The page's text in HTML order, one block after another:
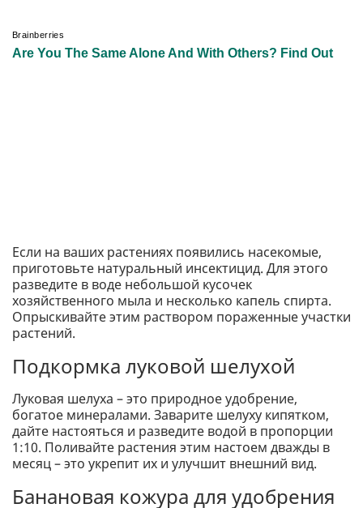
Если на ваших растениях появились насекомые,
приготовьте натуральный инсектицид. Для этого
разведите в воде небольшой кусочек
хозяйственного мыла и несколько капель спирта.
Опрыскивайте этим раствором пораженные участки
растений.
Подкормка луковой шелухой
Луковая шелуха – это природное удобрение,
богатое минералами. Заварите шелуху кипятком,
дайте настояться и разведите водой в пропорции
1:10. Поливайте растения этим настоем дважды в
месяц – это укрепит их и улучшит внешний вид.
Банановая кожура для удобрения